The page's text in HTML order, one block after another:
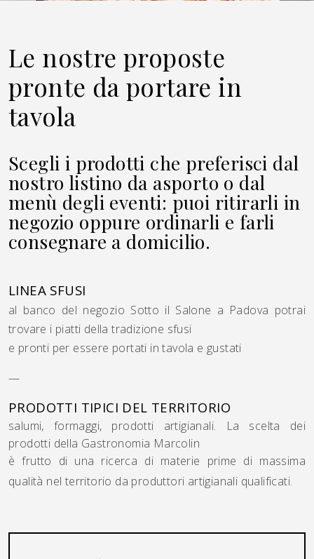
Le nostre proposte
pronte da portare in
tavola
Scegli i prodotti che preferisci dal
nostro listino da asporto o dal
menù degli eventi: puoi ritirarli in
negozio oppure ordinarli e farli
consegnare a domicilio.
LINEA SFUSI
al banco del negozio Sotto il Salone a Padova potrai
trovare i piatti della tradizione sfusi
e pronti per essere portati in tavola e gustati
—
PRODOTTI TIPICI DEL TERRITORIO
salumi, formaggi, prodotti artigianali. La scelta dei
prodotti della Gastronomia Marcolin
è frutto di una ricerca di materie prime di massima
qualità nel territorio da produttori artigianali qualificati.